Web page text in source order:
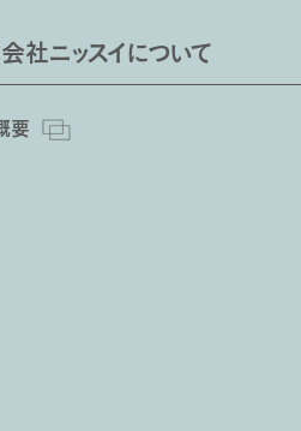
社ニッスイについて
要